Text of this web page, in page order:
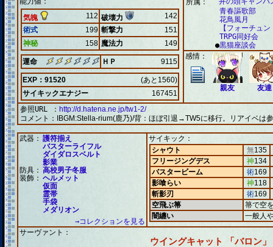
気魄
112 破壊力
142
術式
199 斬撃力
151
神秘
158 魔法力 149
運命 ＨＰ 9115
EXP：91520
(あと1560)
サイキックエナジー
167451
所属：
青春謳歌部
花鳥風月
【フォーチュ
TRPG同好会
●黒猫座談会
感情：
親友 友達
参照URL ： http://d.hatena.ne.jp/tw1-2/
コメント：
IBGM:Stella-rium(鹿乃)/背：ほぼ引退→TW5に移行。リアイベは
武器： 護符揃え
バスターライフル
ダイダロスベルト
影業
防具： 高校男子冬服
装飾：ヘルメット
仮面
霊帯
手袋
メダリオン
→コレクションを見る
サイキック：
シャウト
無135
フリージングデス
神134
バスタービーム
術169
影喰らい
神118
斬影刃
術169
空飛ぶ箒
箒で空
闇纏い
一般人
サーヴァント：
ウイングキャット 「バロン」